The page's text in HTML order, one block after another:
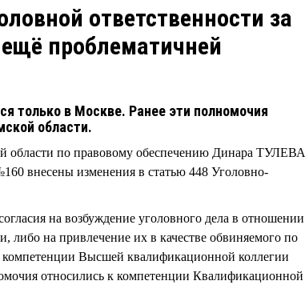
ответственности за
проблематичней
только в Москве. Ранее эти полномочия
области.
по правовому обеспечению Динара ТУЛЕВА
внесены изменения в статью 448 Уголовно-
на возбуждение уголовного дела в отношении
либо на привлечение их в качестве обвиняемого по
компетенции Высшей квалификационной коллегии
относились к компетенции Квалификационной